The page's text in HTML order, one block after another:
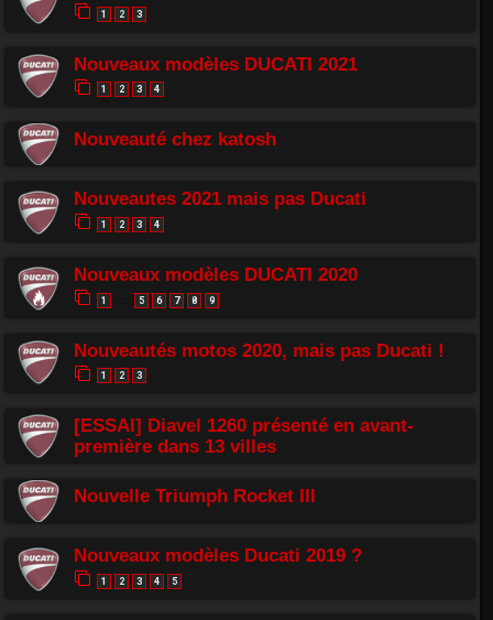
1 2 3
Nouveaux modèles DUCATI 2021
1 2 3 4
Nouveauté chez katosh
Nouveautes 2021 mais pas Ducati
1 2 3 4
Nouveaux modèles DUCATI 2020
1 5 6 7 8 9
Nouveautés motos 2020, mais pas Ducati !
1 2 3
[ESSAI] Diavel 1260 présenté en avant-
première dans 13 villes
Nouvelle Triumph Rocket III
Nouveaux modèles Ducati 2019 ?
1 2 3 4 5